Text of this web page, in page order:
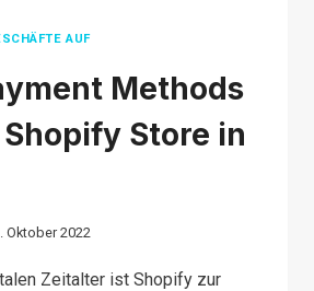
AUF
Methods
Store in
Oktober 2022
Zeitalter ist Shopify zur